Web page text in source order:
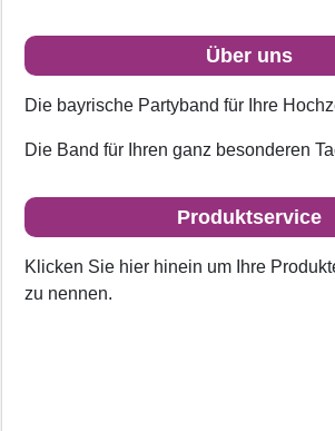
Über uns
Die bayrische Partyband für Ihre
Die Band für Ihren ganz besonderen
Produktservice
Klicken Sie hier hinein um Ihre
zu nennen.